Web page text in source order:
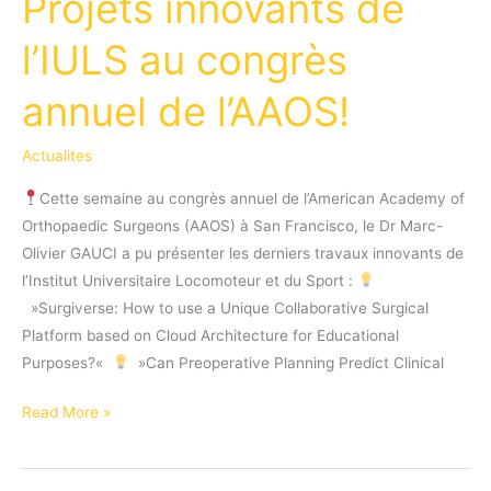
l’IULS au congrès
annuel de l’AAOS!
Actualites
Cette semaine au congrès annuel de l’American Academy of
Orthopaedic Surgeons (AAOS) à San Francisco, le Dr Marc-
Olivier GAUCI a pu présenter les derniers travaux innovants de
l’Institut Universitaire Locomoteur et du Sport :
⁠ ⁠ »Surgiverse: How to use a Unique Collaborative Surgical
Platform based on Cloud Architecture for Educational
Purposes?«
⁠ ⁠ »Can Preoperative Planning Predict Clinical
Projets
de
Read More »